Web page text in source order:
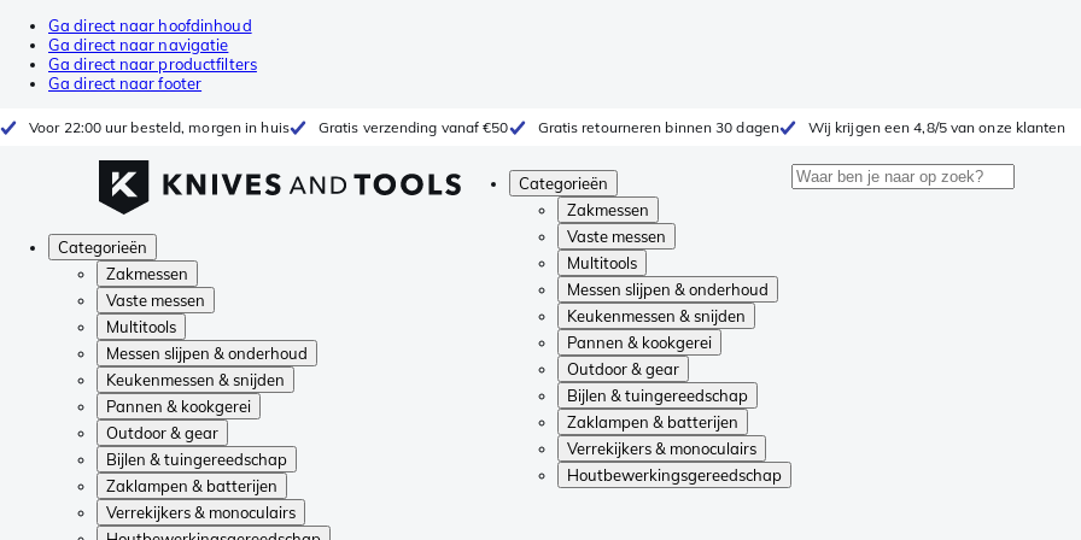
Ga direct naar hoofdinhoud
Ga direct naar navigatie
Ga direct naar productfilters
Ga direct naar footer
Voor 22:00 uur besteld, morgen in huis Gratis verzending vanaf €50 Gratis retourneren binnen 30 dagen Wij krijgen een 4,8/5 van onze klanten
Categorieën
Zakmessen
Vaste messen
Multitools
Messen slijpen & onderhoud
Keukenmessen & snijden
Pannen & kookgerei
Outdoor & gear
Bijlen & tuingereedschap
Zaklampen & batterijen
Verrekijkers & monoculairs
Houtbewerkingsgereedschap
Categorieën
Zakmessen
Vaste messen
Multitools
Messen slijpen & onderhoud
Keukenmessen & snijden
Pannen & kookgerei
Outdoor & gear
Bijlen & tuingereedschap
Zaklampen & batterijen
Verrekijkers & monoculairs